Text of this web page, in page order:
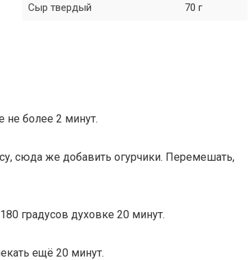
Сыр твердый 70 г
не более 2 минут.
сюда же добавить огурчики. Перемешать,
градусов духовке 20 минут.
ещё 20 минут.